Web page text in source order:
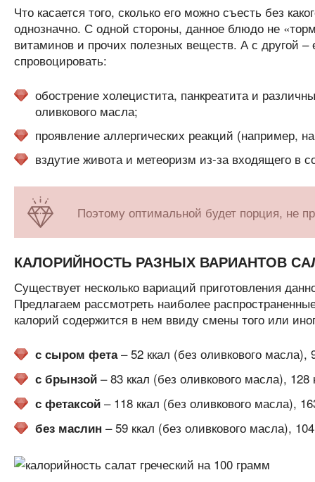
Что касается того, сколько его можно съесть без
однозначно. С одной стороны, данное блюдо не
витаминов и прочих полезных веществ. А с другой
спровоцировать:
обострение холецистита, панкреатита и
оливкового масла;
проявление аллергических реакций (например,
вздутие живота и метеоризм из-за входящего в
Поэтому оптимальной будет порция, не
КАЛОРИЙНОСТЬ РАЗНЫХ ВАРИАНТОВ
Существует несколько вариаций приготовления
Предлагаем рассмотреть наиболее
калорий содержится в нем ввиду смены того или
с сыром фета– 52 ккал (без оливкового
с брынзой– 83 ккал (без оливкового масла),
с фетаксой– 118 ккал (без оливкового масла),
без маслин – 59 ккал (без оливкового масла),